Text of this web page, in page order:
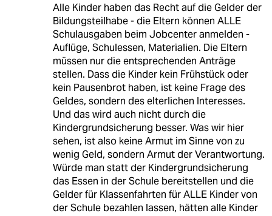
Alle Kinder haben das Recht auf die Gelder der
Bildungsteilhabe - die Eltern können ALLE
Schulausgaben beim Jobcenter anmelden -
Auflüge, Schulessen, Materialien. Die Eltern
müssen nur die entsprechenden Anträge
stellen. Dass die Kinder kein Frühstück oder
kein Pausenbrot haben, ist keine Frage des
Geldes, sondern des elterlichen Interesses.
Und das wird auch nicht durch die
Kindergrundsicherung besser. Was wir hier
sehen, ist also keine Armut im Sinne von zu
wenig Geld, sondern Armut der Verantwortung.
Würde man statt der Kindergrundsicherung
das Essen in der Schule bereitstellen und die
Gelder für Klassenfahrten für ALLE Kinder von
der Schule bezahlen lassen, hätten alle Kinder